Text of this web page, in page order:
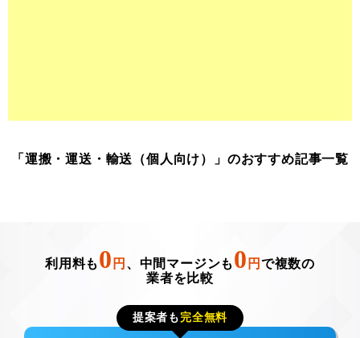
「運搬・運送・輸送（個人向け）」のおすすめ記事一覧
利用料も 0 円 、中間マージンも 0 円 で複数の
業者を比較
提案者も 完全無料